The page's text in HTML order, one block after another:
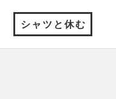
シャツと休む